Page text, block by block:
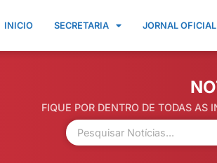
INICIO SECRETARIA JORNAL OFICIAL
FIQUE POR DENTRO DE TODAS AS